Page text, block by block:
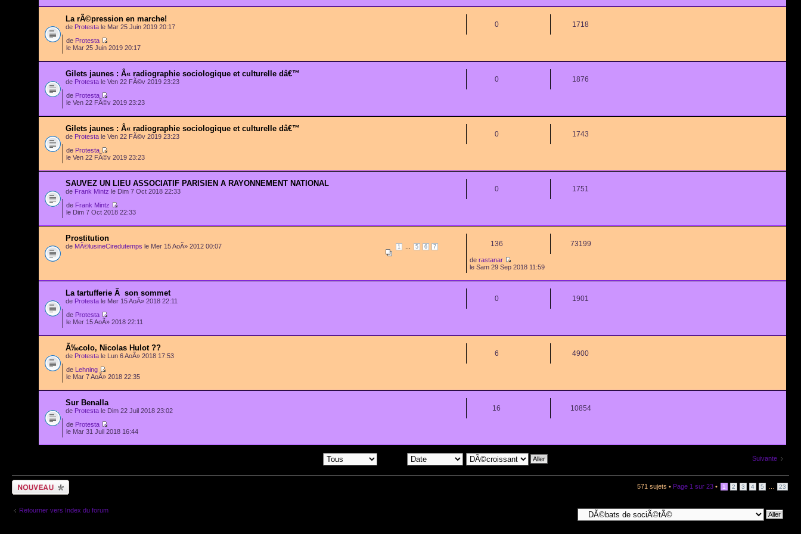
La rÃ©pression en marche!
de Protesta le Mar 25 Juin 2019 20:17 0 1718
de Protesta
le Mar 25 Juin 2019 20:17
Gilets jaunes : Â« radiographie sociologique et culturelle dâ€™
de Protesta le Ven 22 FÃ©v 2019 23:23 0 1876
de Protesta
le Ven 22 FÃ©v 2019 23:23
Gilets jaunes : Â« radiographie sociologique et culturelle dâ€™
de Protesta le Ven 22 FÃ©v 2019 23:23 0 1743
de Protesta
le Ven 22 FÃ©v 2019 23:23
SAUVEZ UN LIEU ASSOCIATIF PARISIEN A RAYONNEMENT NATIONAL
de Frank Mintz le Dim 7 Oct 2018 22:33 0 1751
de Frank Mintz
le Dim 7 Oct 2018 22:33
Prostitution
1 5 6 7
de MÃ©lusineCiredutemps le Mer 15 AoÃ» 2012 00:07 136 73199
de rastanar
le Sam 29 Sep 2018 11:59
La tartufferie Ã son sommet
de Protesta le Mer 15 AoÃ» 2018 22:11 0 1901
de Protesta
le Mer 15 AoÃ» 2018 22:11
Ã‰colo, Nicolas Hulot ??
de Protesta le Lun 6 AoÃ» 2018 17:53 6 4900
de Lehning
le Mar 7 AoÃ» 2018 22:35
Sur Benalla
de Protesta le Dim 22 Juil 2018 23:02 16 10854
de Protesta
le Mar 31 Juil 2018 16:44
Suivante
Ecrire un nouveau
sujet
571 sujets • Page 1 sur 23 • 1 2 3 4 5 23
Retourner vers Index du forum